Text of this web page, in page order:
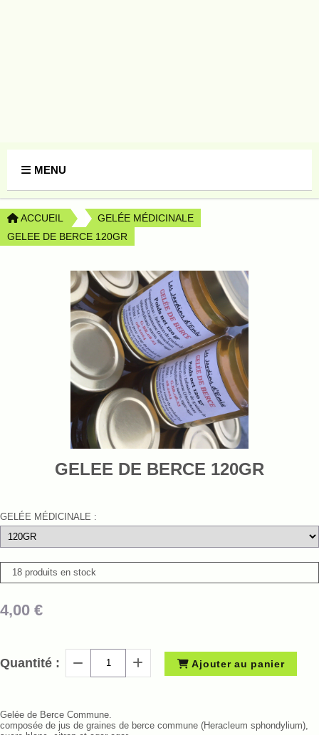
MENU
ACCUEIL
GELÉE MÉDICINALE
GELEE DE BERCE 120GR
GELEE DE BERCE 120GR
GELÉE MÉDICINALE :
18 produits en stock
4,00 €
Quantité : Ajouter au panier
Gelée de Berce Commune.
composée de jus de graines de berce commune (Heracleum sphondylium),